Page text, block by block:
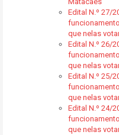
Edital N.º 27/
que nelas
Edital N.º 26/
que nelas
Edital N.º 25/
que nelas
Edital N.º 24/
que nelas